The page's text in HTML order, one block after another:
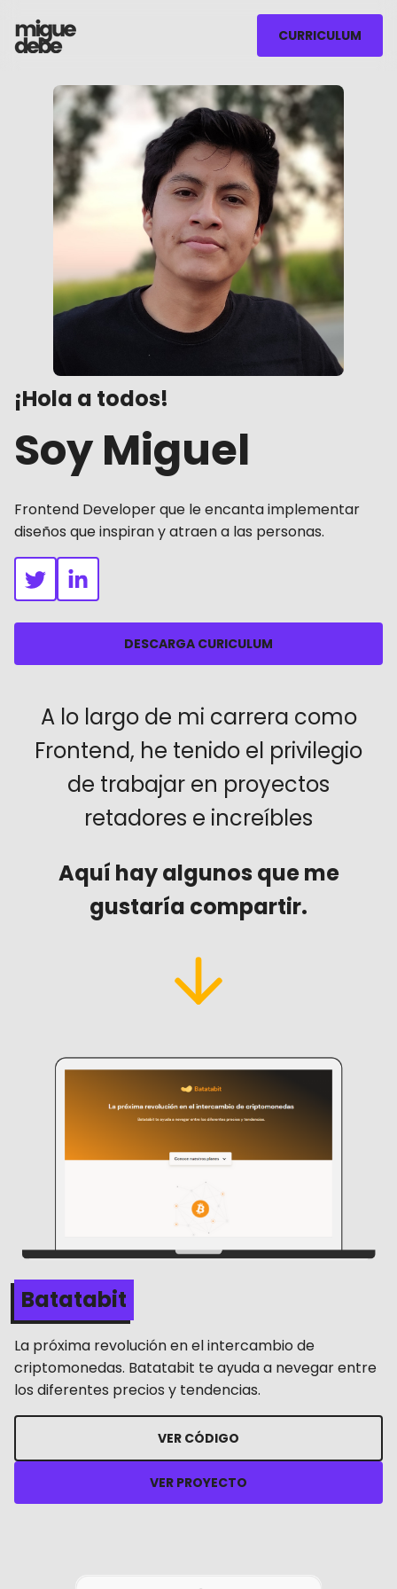
CURRICULUM
¡Hola a todos!
Soy Miguel
Frontend Developer que le encanta implementar
diseños que inspiran y atraen a las personas.
DESCARGA CURICULUM
A lo largo de mi carrera como
Frontend, he tenido el privilegio
de trabajar en proyectos
retadores e increíbles
Aquí hay algunos que me
gustaría compartir.
Batatabit
La próxima revolución en el intercambio de
criptomonedas. Batatabit te ayuda a nevegar entre
los diferentes precios y tendencias.
VER CÓDIGO
VER PROYECTO